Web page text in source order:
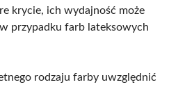
krycie, ich wydajność może
przypadku farb lateksowych
rodzaju farby uwzględnić